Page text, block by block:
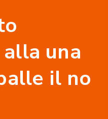
GUAM COME PREPARARE
una
il no